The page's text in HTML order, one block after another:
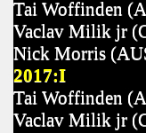
Tai Woffinden
Vaclav Milik jr
Nick Morris
2017:I
Tai Woffinden
Vaclav Milik jr